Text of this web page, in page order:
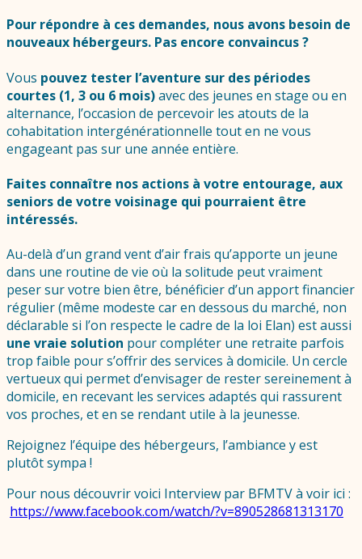
Pour répondre à ces demandes, nous avons besoin de
nouveaux hébergeurs. Pas encore convaincus ?
Vous pouvez tester l’aventure sur des périodes
courtes (1, 3 ou 6 mois)avec des jeunes en stage ou en
alternance, l’occasion de percevoir les atouts de la
cohabitation intergénérationnelle tout en ne vous
engageant pas sur une année entière.
Faites connaître nos actions à votre entourage, aux
seniors de votre voisinage qui pourraient être
intéressés.
Au-delà d’un grand vent d’air frais qu’apporte un jeune
dans une routine de vie où la solitude peut vraiment
peser sur votre bien être, bénéficier d’un apport financier
régulier (même modeste car en dessous du marché, non
déclarable si l’on respecte le cadre de la loi Elan) est aussi
une vraie solution pour compléter une retraite parfois
trop faible pour s’offrir des services à domicile. Un cercle
vertueux qui permet d’envisager de rester sereinement à
domicile, en recevant les services adaptés qui rassurent
vos proches, et en se rendant utile à la jeunesse.
Rejoignez l’équipe des hébergeurs, l’ambiance y est
plutôt sympa !
Pour nous découvrir voici Interview par BFMTV à voir ici :
https://www.facebook.com/watch/?v=890528681313170